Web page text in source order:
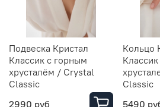
Подвеска Кристал
Классик с горным
хрусталём / Crystal
Classic
2990 руб
Кольцо
Classic
5490